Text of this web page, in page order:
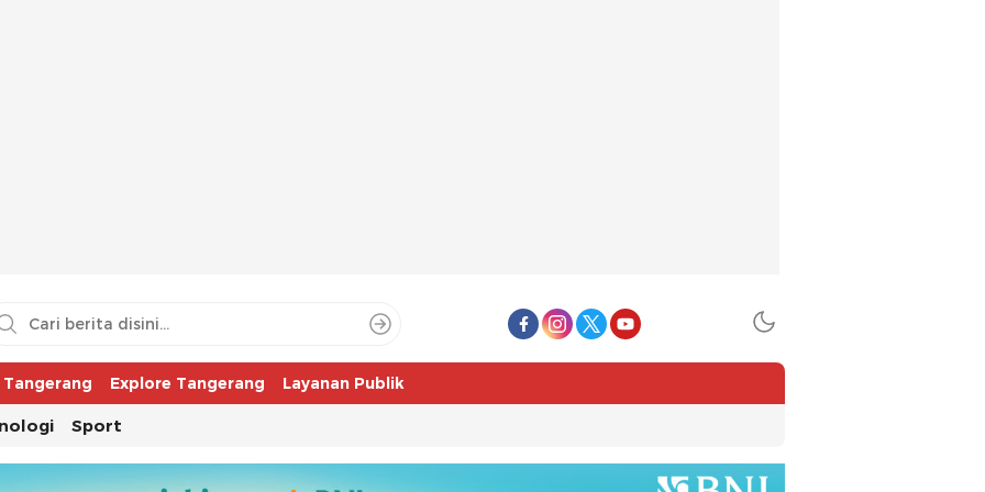
Explore Tangerang Layanan Publik
Sport